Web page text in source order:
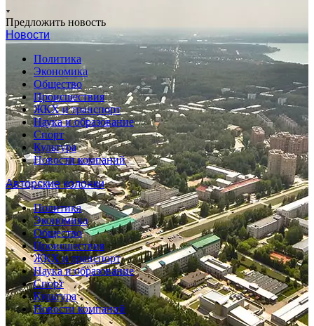
Предложить новость
Новости
Политика
Экономика
Общество
Происшествия
ЖКХ и транспорт
Наука и образование
Спорт
Культура
Новости компаний
Авторские колонки
Политика
Экономика
Общество
Происшествия
ЖКХ и транспорт
Наука и образование
Спорт
Культура
Новости компаний